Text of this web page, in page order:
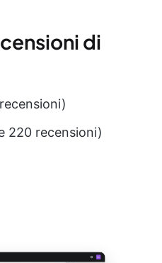
di
220 recensioni)